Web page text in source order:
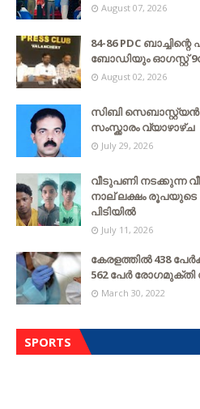
August 07, 2026
84-86 PDC
ബോഡിയും ഓഗസ്റ്റ്
August 02, 2026
സിബി സെബാസ്റ്റ്യന്‍
സംസ്ക്കാരം വ്യാഴാഴ്ച
July 29, 2026
വീടുപണി നടക്കുന്ന
നാല് ലക്ഷം രൂപയുടെ
പിടിയിൽ
July 11, 2026
കേരളത്തില്‍ 438
562 പേര്‍ രോഗമുക്തി
March 30, 2022
SPORTS